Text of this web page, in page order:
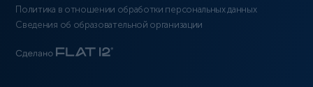
Политика в отношении обработки персональных данных
Сведения об образовательной организации